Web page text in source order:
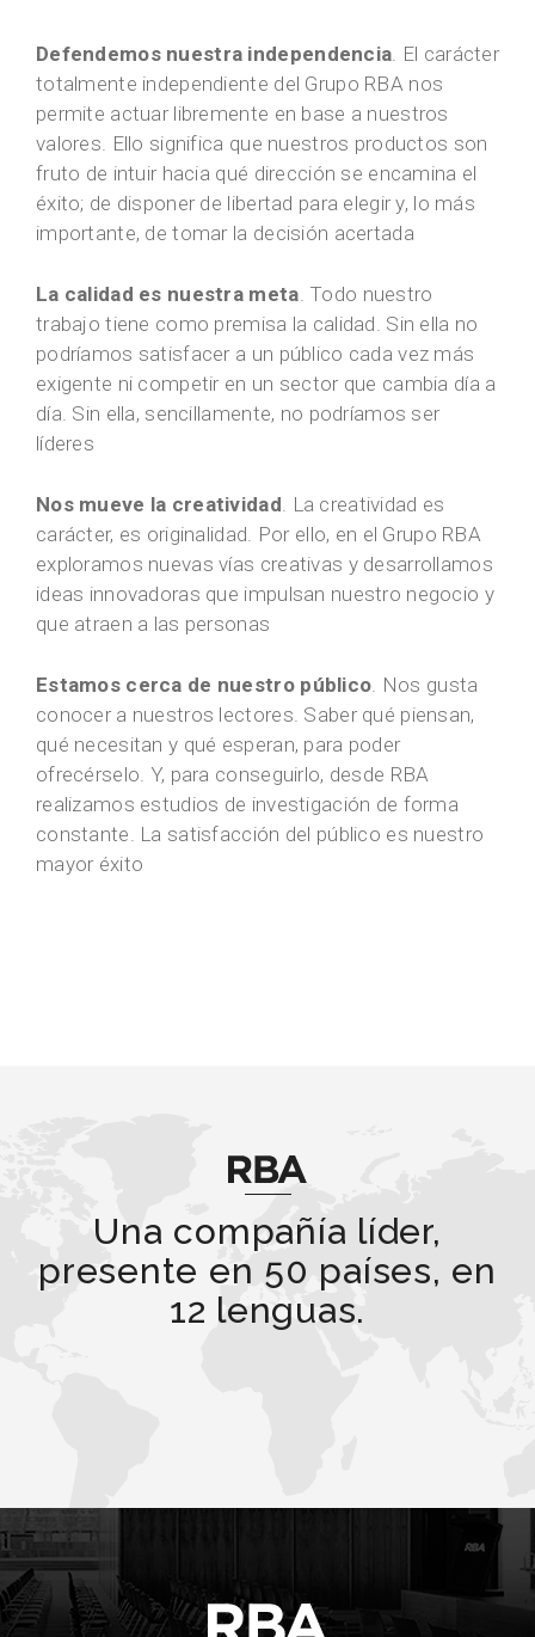
Defendemos nuestra independencia . El carácter
totalmente independiente del Grupo RBA nos
permite actuar libremente en base a nuestros
valores. Ello significa que nuestros productos son
fruto de intuir hacia qué dirección se encamina el
éxito; de disponer de libertad para elegir y, lo más
importante, de tomar la decisión acertada
La calidad es nuestra meta . Todo nuestro
trabajo tiene como premisa la calidad. Sin ella no
podríamos satisfacer a un público cada vez más
exigente ni competir en un sector que cambia día a
día. Sin ella, sencillamente, no podríamos ser
líderes
Nos mueve la creatividad . La creatividad es
carácter, es originalidad. Por ello, en el Grupo RBA
exploramos nuevas vías creativas y desarrollamos
ideas innovadoras que impulsan nuestro negocio y
que atraen a las personas
Estamos cerca de nuestro público . Nos gusta
conocer a nuestros lectores. Saber qué piensan,
qué necesitan y qué esperan, para poder
ofrecérselo. Y, para conseguirlo, desde RBA
realizamos estudios de investigación de forma
constante. La satisfacción del público es nuestro
mayor éxito
Una compañía líder,
presente en 50 países, en
12 lenguas.